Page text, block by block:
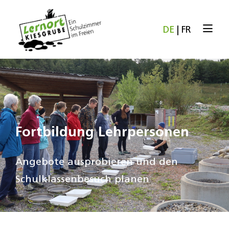
DE FR
Fortbildung Lehrpersonen
Angebote ausprobieren und den
Schulklassenbesuch planen